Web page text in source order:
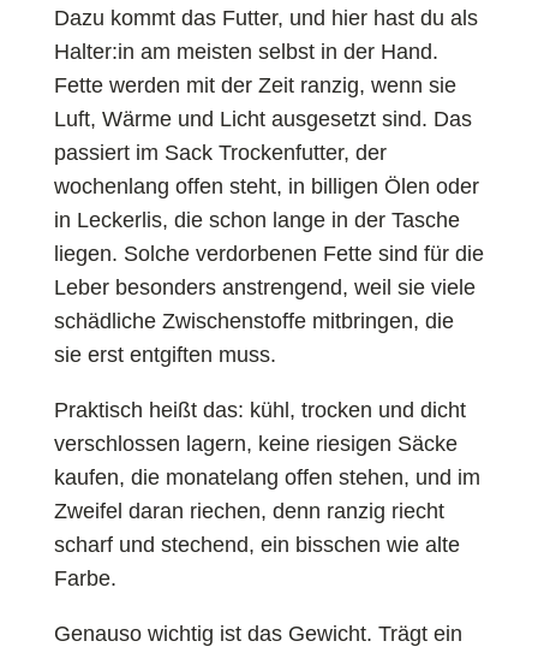
Dazu kommt das Futter, und hier hast du als
Halter:in am meisten selbst in der Hand.
Fette werden mit der Zeit ranzig, wenn sie
Luft, Wärme und Licht ausgesetzt sind. Das
passiert im Sack Trockenfutter, der
wochenlang offen steht, in billigen Ölen oder
in Leckerlis, die schon lange in der Tasche
liegen. Solche verdorbenen Fette sind für die
Leber besonders anstrengend, weil sie viele
schädliche Zwischenstoffe mitbringen, die
sie erst entgiften muss.
Praktisch heißt das: kühl, trocken und dicht
verschlossen lagern, keine riesigen Säcke
kaufen, die monatelang offen stehen, und im
Zweifel daran riechen, denn ranzig riecht
scharf und stechend, ein bisschen wie alte
Farbe.
Genauso wichtig ist das Gewicht. Trägt ein